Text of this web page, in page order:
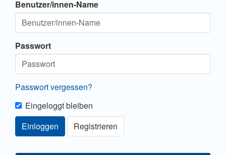
Benutzer/innen-Name
Passwort
Passwort vergessen?
Eingeloggt bleiben
Einloggen
Registrieren